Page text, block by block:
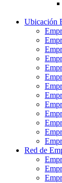
Ubicación
Red de